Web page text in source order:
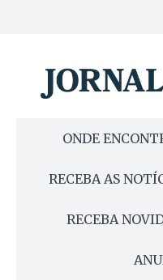
ONDE
RECEBA AS
RECEBA